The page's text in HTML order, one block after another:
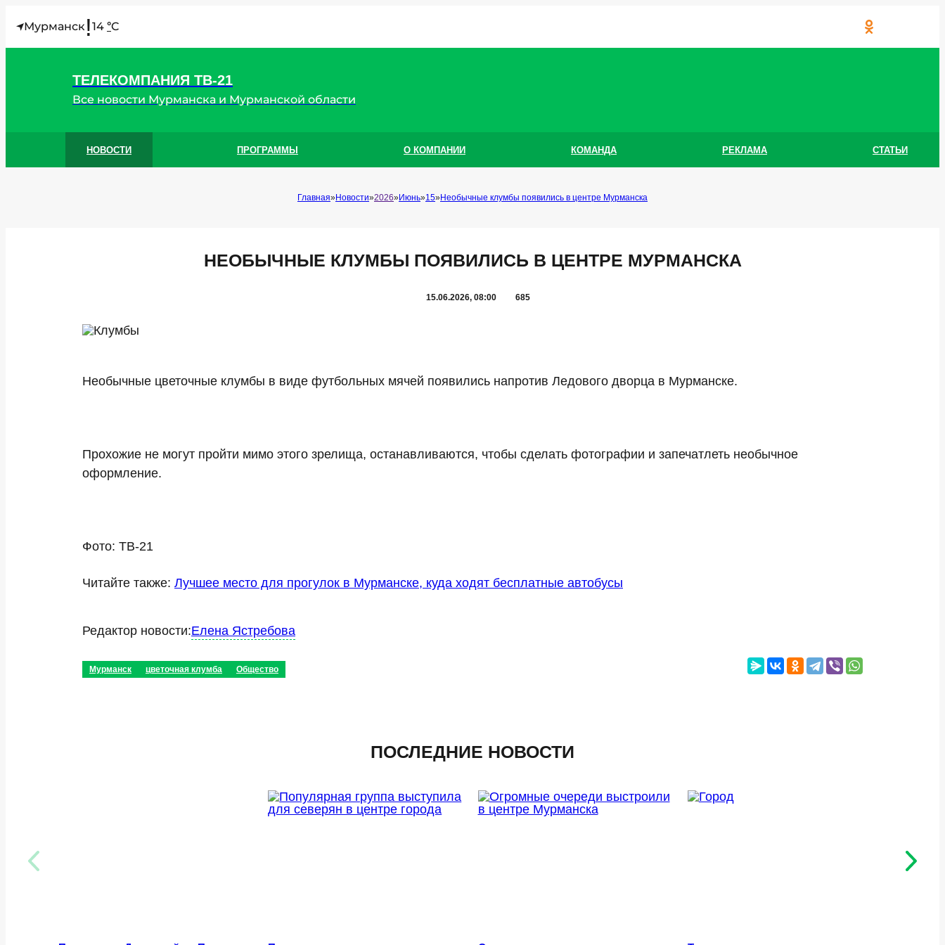
Мурманск!14 °C
ТЕЛЕКОМПАНИЯ ТВ-21
Все новости Мурманска и Мурманской области
НОВОСТИ ПРОГРАММЫ О КОМПАНИИ КОМАНДА РЕКЛАМА СТАТЬИ
Главная Новости 2026 Июнь 15 Необычные клумбы появились в центре Мурманска
НЕОБЫЧНЫЕ КЛУМБЫ ПОЯВИЛИСЬ В ЦЕНТРЕ МУРМАНСКА
15.06.2026, 08:00 685
Необычные цветочные клумбы в виде футбольных мячей появились напротив Ледового дворца в Мурманске.
Прохожие не могут пройти мимо этого зрелища, останавливаются, чтобы сделать фотографии и запечатлеть необычное
оформление.
Фото: ТВ-21
Читайте также: Лучшее место для прогулок в Мурманске, куда ходят бесплатные автобусы
Редактор новости:Елена Ястребова
Мурманск цветочная клумба Общество
ПОСЛЕДНИЕ НОВОСТИ